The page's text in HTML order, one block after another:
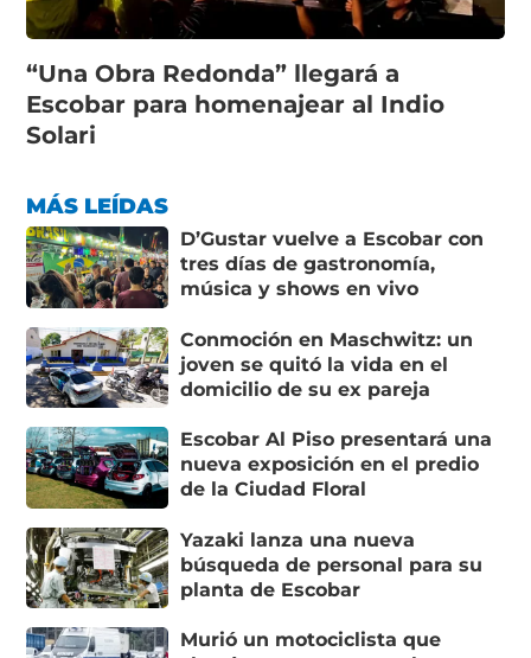
“Una Obra Redonda” llegará a
Escobar para homenajear al Indio
Solari
MÁS LEÍDAS
D’Gustar vuelve a Escobar con
tres días de gastronomía,
música y shows en vivo
Conmoción en Maschwitz: un
joven se quitó la vida en el
domicilio de su ex pareja
Escobar Al Piso presentará una
nueva exposición en el predio
de la Ciudad Floral
Yazaki lanza una nueva
búsqueda de personal para su
planta de Escobar
Murió un motociclista que